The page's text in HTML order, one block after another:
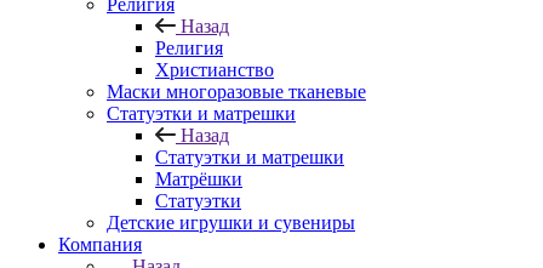
Религия
Назад
Религия
Христианство
Маски многоразовые тканевые
Статуэтки и матрешки
Назад
Статуэтки и матрешки
Матрёшки
Статуэтки
Детские игрушки и сувениры
Компания